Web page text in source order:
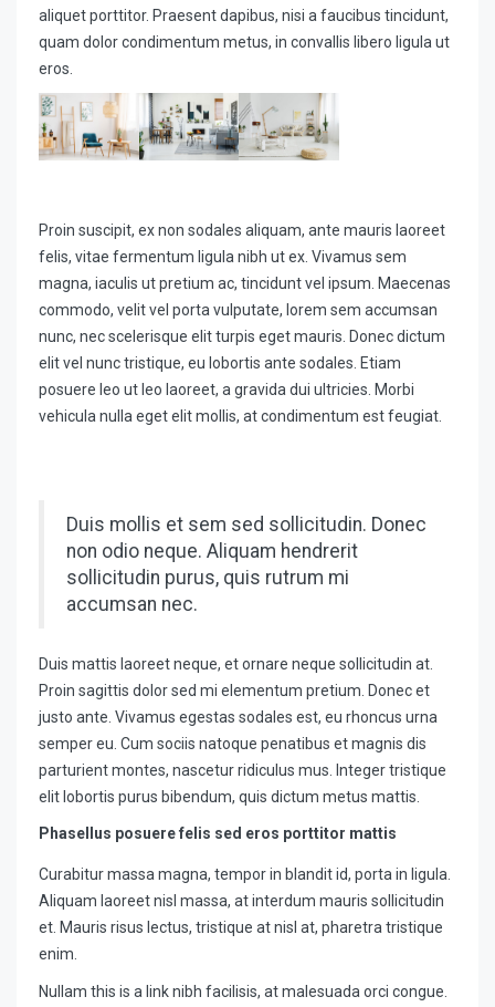
aliquet porttitor. Praesent dapibus, nisi a faucibus tincidunt,
quam dolor condimentum metus, in convallis libero ligula ut
eros.
Proin suscipit, ex non sodales aliquam, ante mauris laoreet
felis, vitae fermentum ligula nibh ut ex. Vivamus sem
magna, iaculis ut pretium ac, tincidunt vel ipsum. Maecenas
commodo, velit vel porta vulputate, lorem sem accumsan
nunc, nec scelerisque elit turpis eget mauris. Donec dictum
elit vel nunc tristique, eu lobortis ante sodales. Etiam
posuere leo ut leo laoreet, a gravida dui ultricies. Morbi
vehicula nulla eget elit mollis, at condimentum est feugiat.
Duis mollis et sem sed sollicitudin. Donec
non odio neque. Aliquam hendrerit
sollicitudin purus, quis rutrum mi
accumsan nec.
Duis mattis laoreet neque, et ornare neque sollicitudin at.
Proin sagittis dolor sed mi elementum pretium. Donec et
justo ante. Vivamus egestas sodales est, eu rhoncus urna
semper eu. Cum sociis natoque penatibus et magnis dis
parturient montes, nascetur ridiculus mus. Integer tristique
elit lobortis purus bibendum, quis dictum metus mattis.
Phasellus posuere felis sed eros porttitor mattis
Curabitur massa magna, tempor in blandit id, porta in ligula.
Aliquam laoreet nisl massa, at interdum mauris sollicitudin
et. Mauris risus lectus, tristique at nisl at, pharetra tristique
enim.
Nullam this is a link nibh facilisis, at malesuada orci congue.